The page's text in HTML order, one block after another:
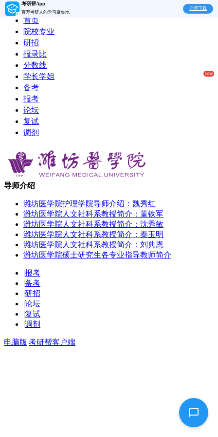
考研帮App
百万考研人的学习聚集地
立即下载
首页
院校专业
研招
报录比
分数线
学长学姐
备考
报考
论坛
复试
调剂
导师介绍
潍坊医学院护理学院导师介绍：魏秀红
潍坊医学院人文社科系教授简介：董铁军
潍坊医学院人文社科系教授简介：沈秀敏
潍坊医学院人文社科系教授简介：秦玉明
潍坊医学院人文社科系教授简介：刘典恩
潍坊医学院硕士研究生各专业指导教师简介
|报考
|备考
|研招
|论坛
|复试
|调剂
电脑版|考研帮客户端